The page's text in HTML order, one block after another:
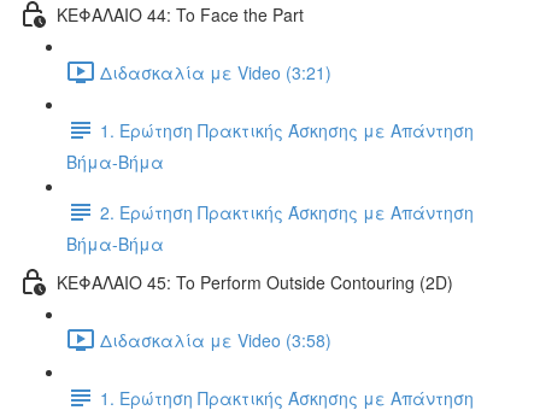
ΚΕΦΑΛΑΙΟ 44: To Face the Part
Διδασκαλία με Video (3:21)
1. Ερώτηση Πρακτικής Άσκησης με Απάντηση
Βήμα-Βήμα
2. Ερώτηση Πρακτικής Άσκησης με Απάντηση
Βήμα-Βήμα
ΚΕΦΑΛΑΙΟ 45: To Perform Outside Contouring (2D)
Διδασκαλία με Video (3:58)
1. Ερώτηση Πρακτικής Άσκησης με Απάντηση